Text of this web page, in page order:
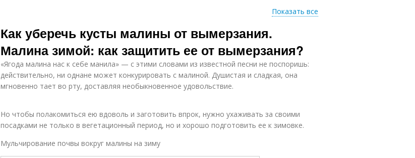
календарю
графику
Показать все
Как уберечь кусты малины от вымерзания.
Малина зимой: как защитить ее от вымерзания?
«Ягода малина нас к себе манила» — с этими словами из известной песни не поспоришь:
действительно, ни однане может конкурировать с малиной. Душистая и сладкая, она
мгновенно тает во рту, доставляя необыкновенное удовольствие.
Но чтобы полакомиться ею вдоволь и заготовить впрок, нужно ухаживать за своими
посадками не только в вегетационный период, но и хорошо подготовить ее к зимовке.
Мульчирование почвы вокруг малины на зиму